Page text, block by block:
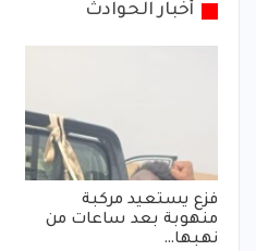
أخبار الحوادث
فزع يستعيد مركبة
منهوبة بعد ساعات من
نهبها…